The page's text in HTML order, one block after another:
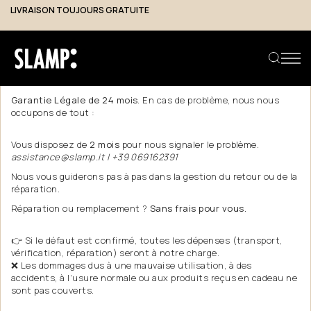
LIVRAISON TOUJOURS GRATUITE
Rechercher un produit
Garantie
Acheter sur notre site signifie avoir la garantie de produits
Garantie Légale de 24 mois. En cas de problème, nous nous
occupons de tout :
Vous disposez de 2 mois pour nous signaler le problème.
assistance@slamp.it | +39 069162391
Nous vous guiderons pas à pas dans la gestion du retour ou de la
réparation.
Réparation ou remplacement ? Sans frais pour vous.
👉 Si le défaut est confirmé, toutes les dépenses (transport,
vérification, réparation) seront à notre charge.
❌ Les dommages dus à une mauvaise utilisation, à des
accidents, à l’usure normale ou aux produits reçus en cadeau ne
sont pas couverts.